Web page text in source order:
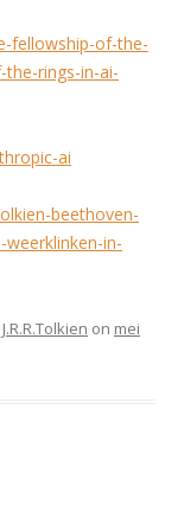
fellowship-of-the-
rings-in-ai-
ai
beethoven-
in-
J.R.R.Tolkien on mei